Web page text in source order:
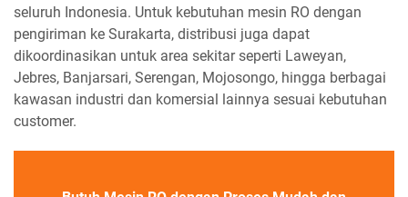
seluruh Indonesia. Untuk kebutuhan mesin RO dengan
pengiriman ke Surakarta, distribusi juga dapat
dikoordinasikan untuk area sekitar seperti Laweyan,
Jebres, Banjarsari, Serengan, Mojosongo, hingga berbagai
kawasan industri dan komersial lainnya sesuai kebutuhan
customer.